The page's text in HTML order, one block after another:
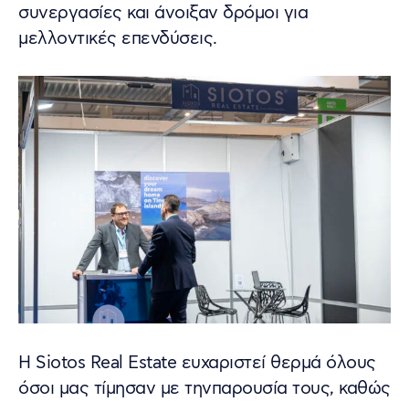
συνεργασίες και άνοιξαν δρόμοι για
μελλοντικές επενδύσεις.
Η Siotos Real Estate ευχαριστεί θερμά όλους
όσοι μας τίμησαν με τηνπαρουσία τους, καθώς